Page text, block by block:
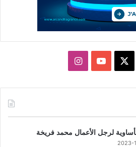
يوتيوبانستقرام
لرجل الأعمال محمد فريخة
2023-